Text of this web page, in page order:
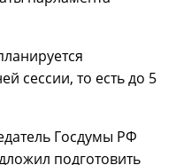
сессии, то есть до 5
Госдумы РФ
подготовить